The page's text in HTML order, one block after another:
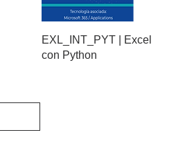
EXL_INT_PYT | Excel
con Python